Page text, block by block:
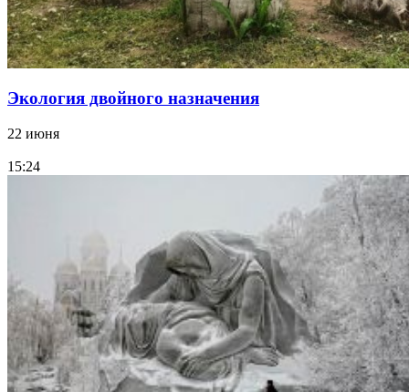
Экология двойного назначения
22 июня
15:24